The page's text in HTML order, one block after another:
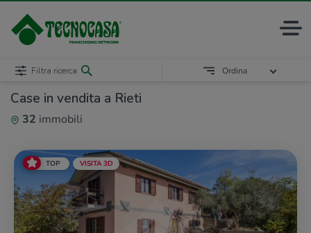
Case in vendita a Rieti
32 immobili
Filtra ricerca Ordina
TOP VISITA 3D